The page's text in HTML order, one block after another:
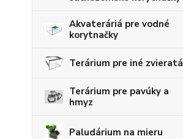
Akvateráriá pre vodné
korytnačky
Terárium pre iné zvieratá
Terárium pre pavúky a
hmyz
Paludárium na mieru